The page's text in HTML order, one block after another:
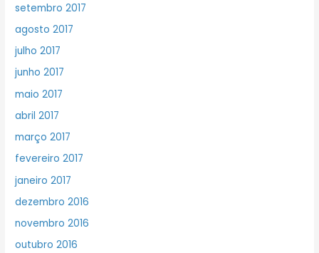
setembro 2017
agosto 2017
julho 2017
junho 2017
maio 2017
abril 2017
março 2017
fevereiro 2017
janeiro 2017
dezembro 2016
novembro 2016
outubro 2016